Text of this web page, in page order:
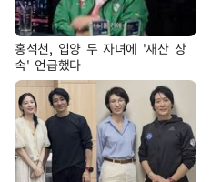
홍석천, 입양 두 자녀에 '재산 상
속' 언급했다